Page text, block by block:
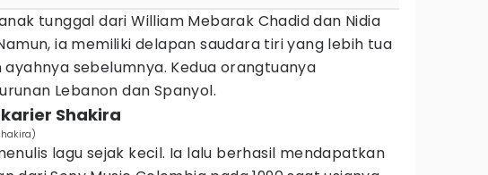
tunggal dari William Mebarak Chadid dan Nidia
ia memiliki delapan saudara tiri yang lebih tua
sebelumnya. Kedua orangtuanya
Lebanon dan Spanyol.
Shakira
lagu sejak kecil. Ia lalu berhasil mendapatkan